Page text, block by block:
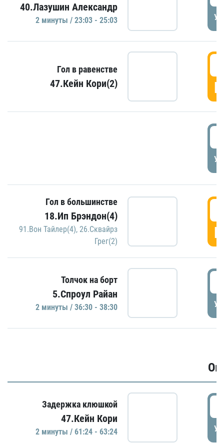
40.Лазушин Александр
2 минуты / 23:03 - 25:03
Гол в равенстве
47.Кейн Кори(2)
Гол в большинстве
18.Ип Брэндон(4)
91.Вон Тайлер(4), 26.Сквайрз
Грег(2)
Толчок на борт
5.Спроул Райан
2 минуты / 36:30 - 38:30
Задержка клюшкой
47.Кейн Кори
2 минуты / 61:24 - 63:24